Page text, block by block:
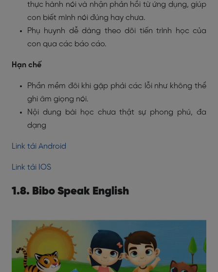
thực hành nói và nhận phản hồi từ ứng dụng, giúp
con biết mình nói đúng hay chưa.
Phụ huynh dễ dàng theo dõi tiến trình học của
con qua các báo cáo.
Hạn chế
Phần mềm đôi khi gặp phải các lỗi như không thể
ghi âm giọng nói.
Nội dung bài học chưa thật sự phong phú, đa
dạng
Link tải Android
Link tải IOS
1.8. Bibo Speak English